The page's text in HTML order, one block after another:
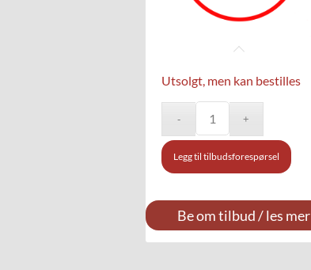
Utsolgt, men kan bestilles
Legg til tilbudsforespørsel
Be om tilbud / les mer